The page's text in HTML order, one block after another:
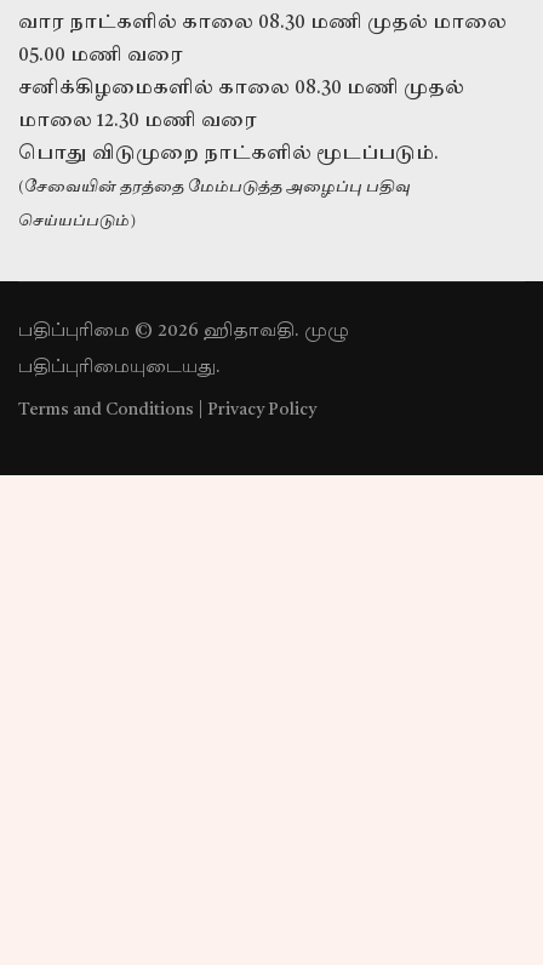
வார நாட்களில் காலை 08.30 மணி முதல் மாலை
05.00 மணி வரை
சனிக்கிழமைகளில் காலை 08.30 மணி முதல்
மாலை 12.30 மணி வரை
பொது விடுமுறை நாட்களில் மூடப்படும்.
(சேவையின் தரத்தை மேம்படுத்த அழைப்பு பதிவு
செய்யப்படும்)
பதிப்புரிமை © 2026 ஹிதாவதி. முழு
பதிப்புரிமையுடையது.
Terms and Conditions Privacy Policy